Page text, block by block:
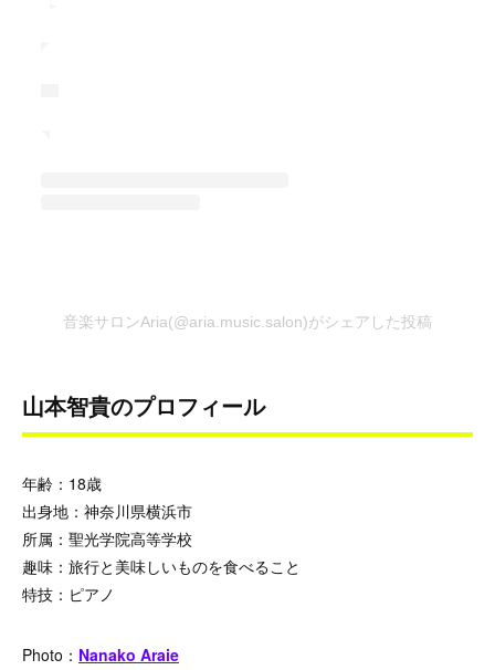
音楽サロンAria(@aria.music.salon)がシェアした投稿
山本智貴のプロフィール
年齢：18歳
出身地：神奈川県横浜市
所属：聖光学院高等学校
趣味：旅行と美味しいものを食べること
特技：ピアノ
Photo： Nanako Araie